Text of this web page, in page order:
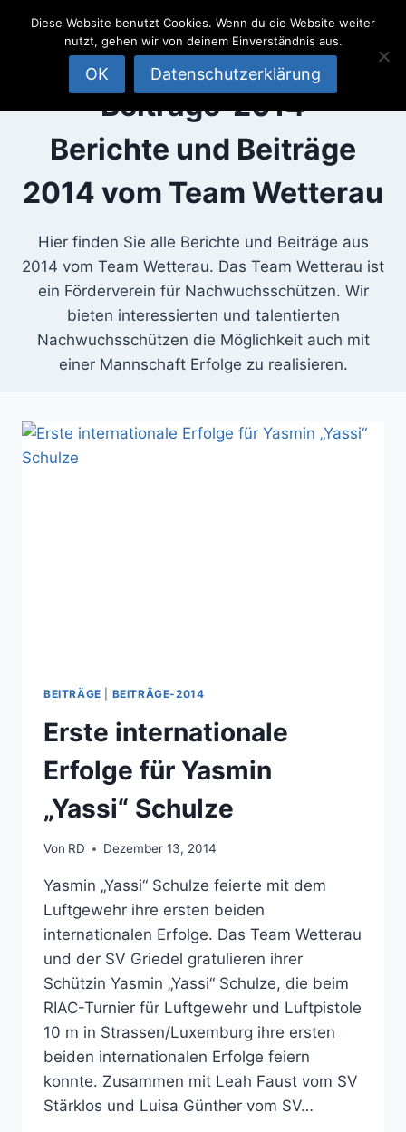
SportSchützen
Team
Wetterau
Beiträge-2014
Berichte und Beiträge
2014 vom Team Wetterau
Hier finden Sie alle Berichte und Beiträge aus
2014 vom Team Wetterau. Das Team Wetterau ist
ein Förderverein für Nachwuchsschützen. Wir
bieten interessierten und talentierten
Nachwuchsschützen die Möglichkeit auch mit
einer Mannschaft Erfolge zu realisieren.
BEITRÄGE BEITRÄGE-2014
Erste internationale
Erfolge für Yasmin
„Yassi“ Schulze
Von RD Dezember 13, 2014
Yasmin „Yassi“ Schulze feierte mit dem
Luftgewehr ihre ersten beiden
internationalen Erfolge. Das Team Wetterau
und der SV Griedel gratulieren ihrer
Schützin Yasmin „Yassi“ Schulze, die beim
RIAC-Turnier für Luftgewehr und Luftpistole
10 m in Strassen/Luxemburg ihre ersten
beiden internationalen Erfolge feiern
konnte. Zusammen mit Leah Faust vom SV
Stärklos und Luisa Günther vom SV…
Diese Website benutzt Cookies. Wenn du die Website weiter
nutzt, gehen wir von deinem Einverständnis aus.
OK Datenschutzerklärung